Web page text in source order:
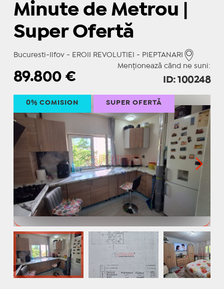
Minute de Metrou |
Super Ofertă
Bucuresti-Ilfov - EROII REVOLUTIEI - PIEPTANARI
Menționează când ne suni:
89.800€ ID: 100248
0% COMISION SUPER OFERTĂ